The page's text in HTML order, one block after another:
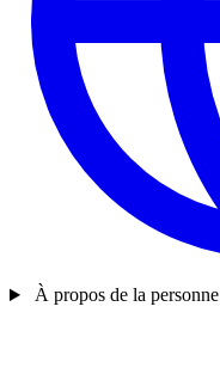
À propos de la personne